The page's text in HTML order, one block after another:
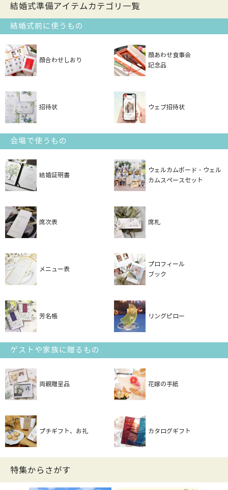
結婚式準備アイテムカテゴリ一覧
結婚式前に使うもの
顔合わせしおり
顔あわせ食事会
記念品
招待状 ウェブ招待状
会場で使うもの
結婚証明書
ウェルカムボード・ウェル
カムスペースセット
席次表 席札
メニュー表
プロフィール
ブック
芳名帳 リングピロー
ゲストや家族に贈るもの
両親贈呈品 花嫁の手紙
プチギフト、お礼 カタログギフト
特集からさがす